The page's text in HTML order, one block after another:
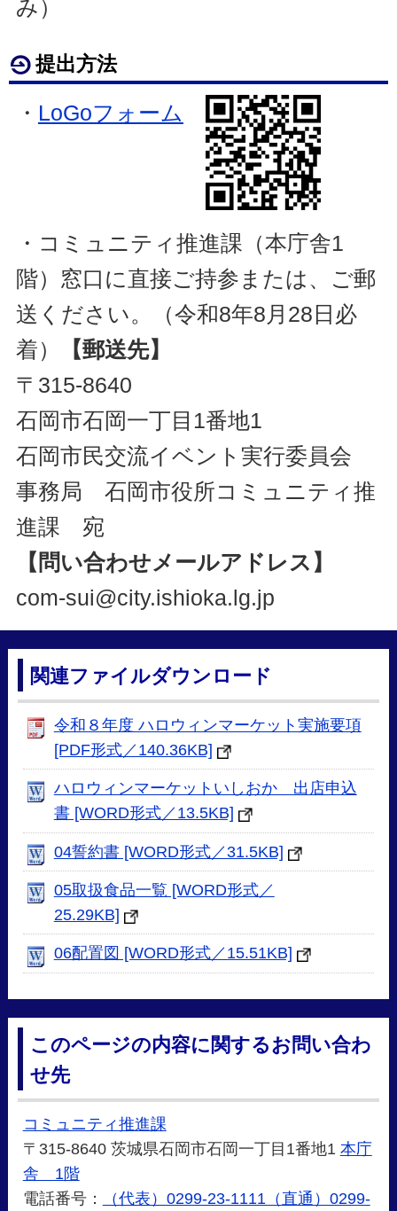
み）
提出方法
・ LoGoフォーム
・コミュニティ推進課（本庁舎1
階）窓口に直接ご持参または、ご郵
送ください。
（令和8年8月28日必
着）
【郵送先】
〒315-8640
石岡市石岡一丁目1番地1
石岡市民交流イベント実行委員会
事務局 石岡市役所コミュニティ推
進課 宛
【問い合わせメールアドレス】
com-sui@city.ishioka.lg.jp
関連ファイルダウンロード
令和８年度 ハロウィンマーケット実施要項
[PDF形式／140.36KB]
ハロウィンマーケットいしおか 出店申込
書 [WORD形式／13.5KB]
04誓約書 [WORD形式／31.5KB]
05取扱食品一覧 [WORD形式／
25.29KB]
06配置図 [WORD形式／15.51KB]
このページの内容に関するお問い合わ
せ先
コミュニティ推進課
〒315-8640 茨城県石岡市石岡一丁目1番地1 本庁
舎 1階
電話番号：
（代表）0299-23-1111（直通）0299-